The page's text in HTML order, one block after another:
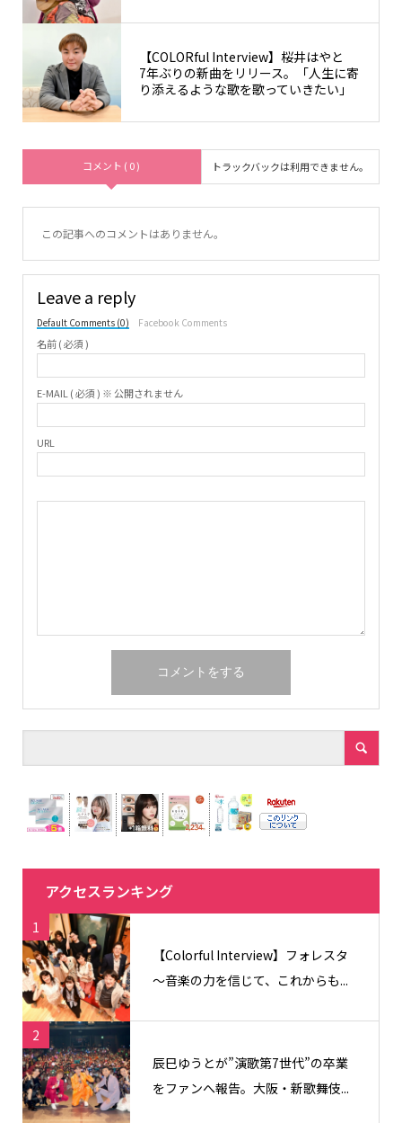
【COLORful Interview】桜井はやと
7年ぶりの新曲をリリース。「人生に寄
り添えるような歌を歌っていきたい」
コメント ( 0 ) トラックバックは利用できません。
この記事へのコメントはありません。
Leave a reply
Default Comments (0) Facebook Comments
名前 ( 必須 )
E-MAIL ( 必須 ) ※ 公開されません
URL
アクセスランキング
1
【Colorful Interview】フォレスタ
〜音楽の力を信じて、これからも...
2
辰巳ゆうとが”演歌第7世代”の卒業
をファンへ報告。大阪・新歌舞伎...